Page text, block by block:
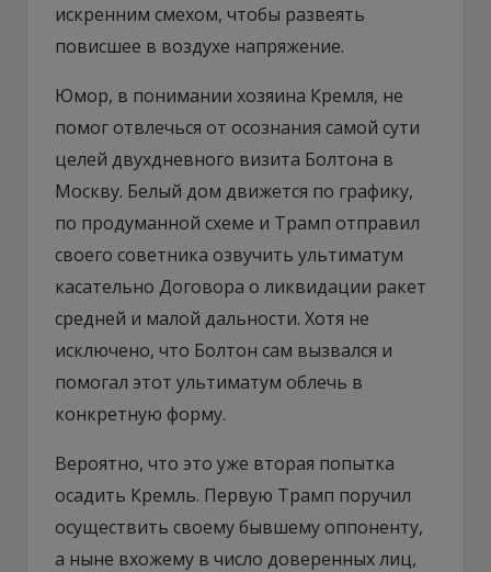
искренним смехом, чтобы развеять
повисшее в воздухе напряжение.
Юмор, в понимании хозяина Кремля, не
помог отвлечься от осознания самой сути
целей двухдневного визита Болтона в
Москву. Белый дом движется по графику,
по продуманной схеме и Трамп отправил
своего советника озвучить ультиматум
касательно Договора о ликвидации ракет
средней и малой дальности. Хотя не
исключено, что Болтон сам вызвался и
помогал этот ультиматум облечь в
конкретную форму.
Вероятно, что это уже вторая попытка
осадить Кремль. Первую Трамп поручил
осуществить своему бывшему оппоненту,
а ныне вхожему в число доверенных лиц,